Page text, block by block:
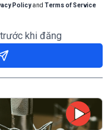
Policyand Terms of Service
khi đăng